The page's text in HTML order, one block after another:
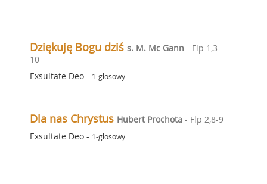
Dziękuję Bogu dziś s. M. Mc Gann - Flp 1,3-
10
Exsultate Deo - 1-głosowy
Dla nas Chrystus Hubert Prochota - Flp 2,8-9
Exsultate Deo - 1-głosowy